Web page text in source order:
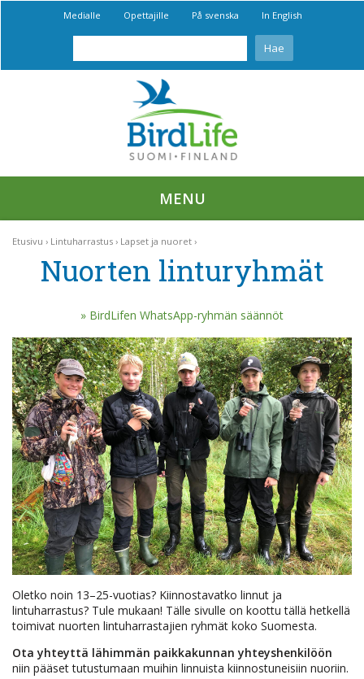
Medialle Opettajille På svenska In English
MENU
Etusivu Lintuharrastus Lapset ja nuoret
Nuorten linturyhmät
BirdLifen WhatsApp-ryhmän säännöt
Oletko noin 13–25-vuotias? Kiinnostavatko linnut ja
lintuharrastus? Tule mukaan! Tälle sivulle on koottu tällä hetkellä
toimivat nuorten lintuharrastajien ryhmät koko Suomesta.
Ota yhteyttä lähimmän paikkakunnan yhteyshenkilöön
niin pääset tutustumaan muihin linnuista kiinnostuneisiin nuoriin.